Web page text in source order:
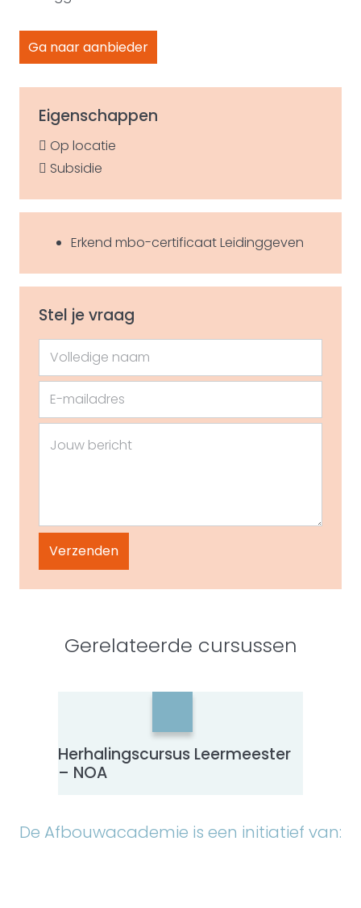
Ga naar aanbieder
Eigenschappen
Op locatie
Subsidie
Erkend mbo-certificaat Leidinggeven
Stel je vraag
Gerelateerde cursussen
Herhalingscursus Leermeester
– NOA
De Afbouwacademie is een initiatief van: